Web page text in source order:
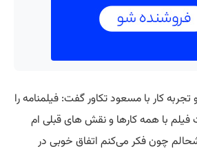
تجربه کار با مسعود تکاور گفت: فیلمنامه را
فیلم با همه کارها و نقش های قبلی ام
چون فکر می‌کنم اتفاق خوبی در